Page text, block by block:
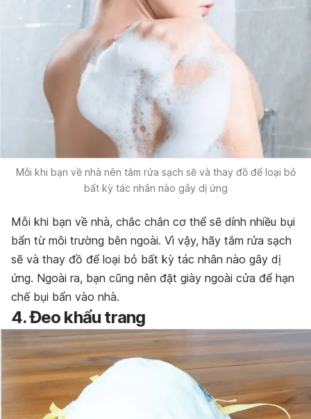
Mỗi khi bạn về nhà nên tắm rửa sạch sẽ và thay đồ để loại bỏ
bất kỳ tác nhân nào gây dị ứng
Mỗi khi bạn về nhà, chắc chắn cơ thể sẽ dính nhiều bụi
bẩn từ môi trường bên ngoài. Vì vậy, hãy tắm rửa sạch
sẽ và thay đồ để loại bỏ bất kỳ tác nhân nào gây dị
ứng. Ngoài ra, bạn cũng nên đặt giày ngoài cửa để hạn
chế bụi bẩn vào nhà.
4. Đeo khẩu trang